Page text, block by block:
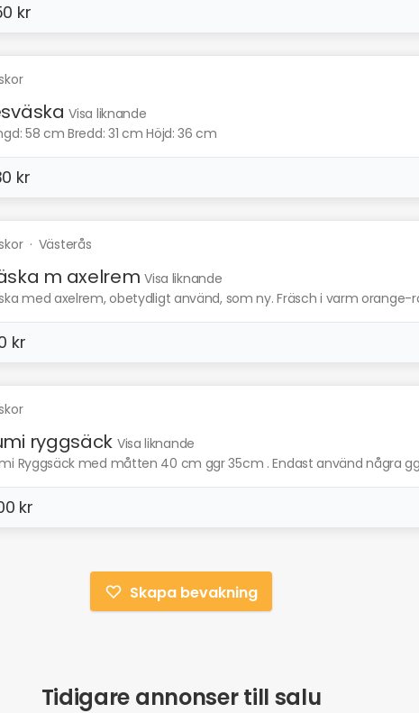
kr
Visa liknande
58 cm Bredd: 31 cm Höjd: 36 cm
kr
· Västerås
m axelrem Visa liknande
med axelrem, obetydligt använd, som ny. Fräsch i varm orange-
kr
ryggsäck Visa liknande
Ryggsäck med måtten 40 cm ggr 35cm . Endast använd några
kr
Skapa bevakning
Tidigare annonser till salu